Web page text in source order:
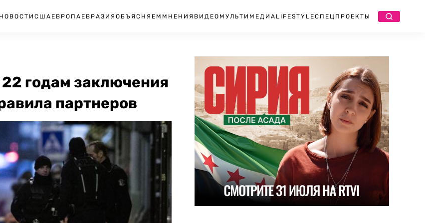
НОВОСТИ США ЕВРОПА ЕВРАЗИЯ ОБЪЯСНЯЕМ МНЕНИЯ ВИДЕО МУЛЬТИМЕДИА LIFESTYLEСПЕЦПРОЕКТЫ
годам заключения
партнеров